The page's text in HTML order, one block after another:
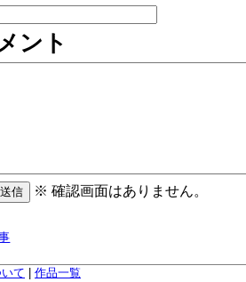
ント
※ 確認画面はありません。
て 作品一覧